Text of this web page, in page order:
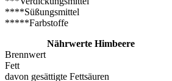
****Süßungsmittel
*****Farbstoffe
Nährwerte Himbeere
Brennwert
Fett
davon gesättigte Fettsäuren